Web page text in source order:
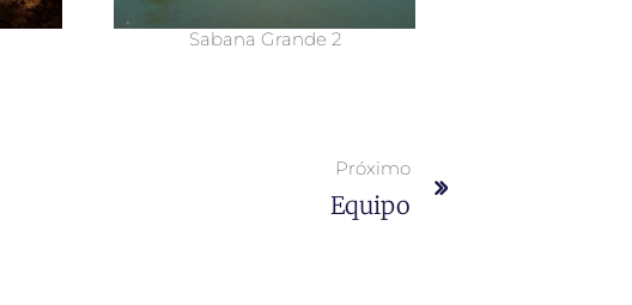
Sabana Grande 2
Próximo
Equipo